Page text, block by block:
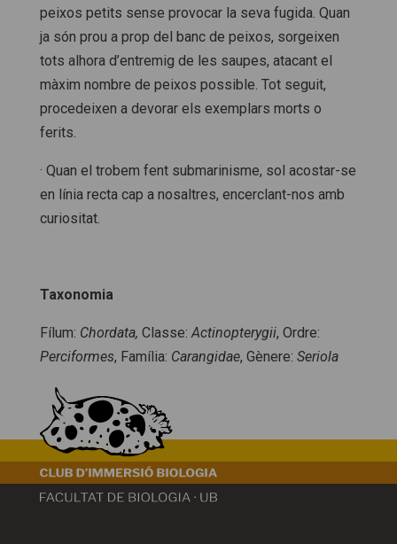
peixos petits sense provocar la seva fugida. Quan
ja són prou a prop del banc de peixos, sorgeixen
tots alhora d’entremig de les saupes, atacant el
màxim nombre de peixos possible. Tot seguit,
procedeixen a devorar els exemplars morts o
ferits.
· Quan el trobem fent submarinisme, sol acostar-se
en línia recta cap a nosaltres, encerclant-nos amb
curiositat.
Taxonomia
Fílum: Chordata, Classe: Actinopterygii, Ordre:
Perciformes, Família: Carangidae, Gènere: Seriola